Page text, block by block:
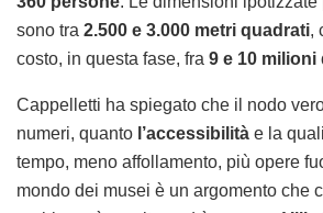
sono tra 2.500 e 3.000 metri quadrati,
costo, in questa fase, fra 9 e 10 milioni
Cappelletti ha spiegato che il nodo
numeri, quanto l’accessibilità e la
tempo, meno affollamento, più opere
mondo dei musei è un argomento che